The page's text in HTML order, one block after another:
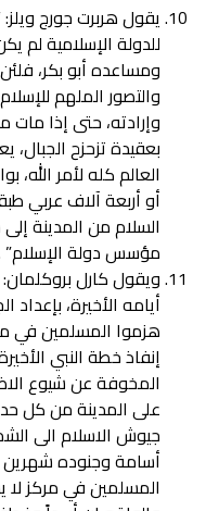
يقول هربرت جورج
للدولة الإسلامية
ومساعده أبو بكر،
والتصور الملهم
وإرادته، حتى إذا مات
بعقيدة تزحزح
العالم كله لأمر
أو أربعة آلاف عربي
السلام من المدينة
مؤسس دولة الإسلام”
ويقول كارل
أيامه الأخيرة، بإعداد
هزموا المسلمين في
إنفاذ خطة النبي
المخوفة عن شيوع
على المدينة من كل
جيوش الاسلام الى
أسامة وجنوده شهرين
المسلمين في مركز لا